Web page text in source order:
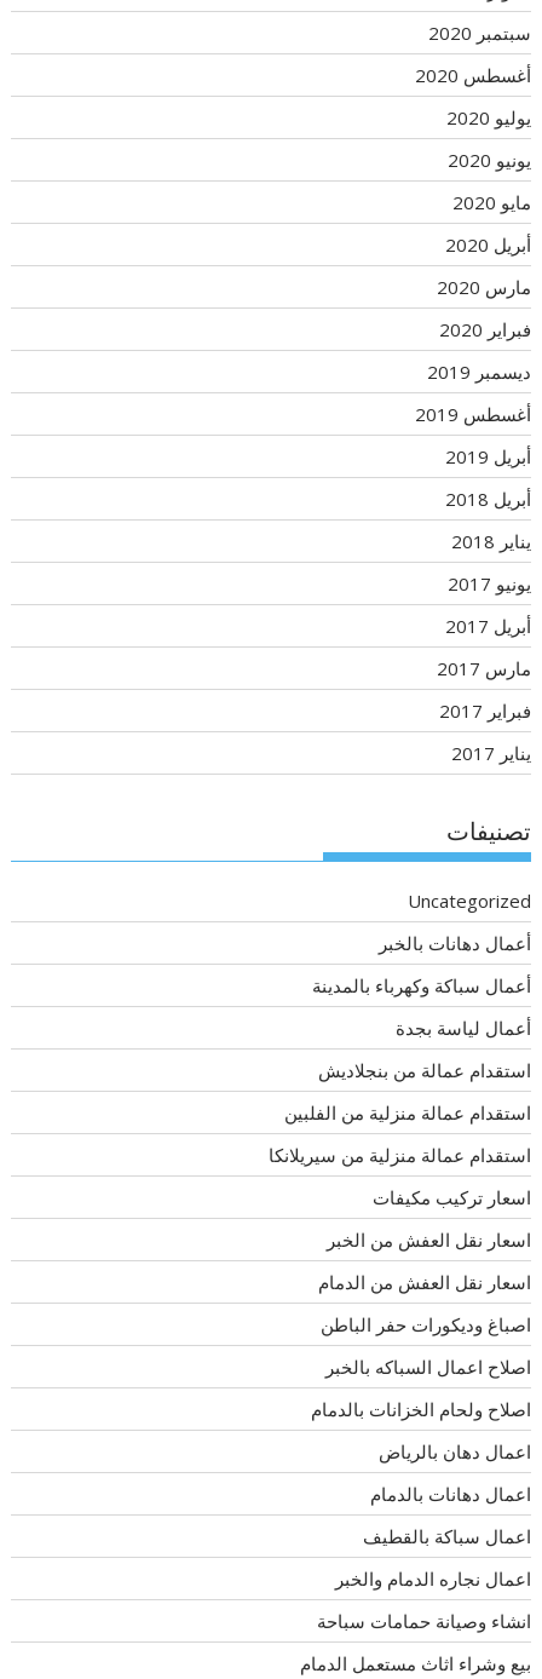
سبتمبر 2020
أغسطس 2020
يوليو 2020
يونيو 2020
مايو 2020
أبريل 2020
مارس 2020
فبراير 2020
ديسمبر 2019
أغسطس 2019
أبريل 2019
أبريل 2018
يناير 2018
يونيو 2017
أبريل 2017
مارس 2017
فبراير 2017
يناير 2017
تصنيفات
Uncategorized
أعمال دهانات بالخبر
أعمال سباكة وكهرباء بالمدينة
أعمال لياسة بجدة
استقدام عمالة من بنجلاديش
استقدام عمالة منزلية من الفلبين
استقدام عمالة منزلية من سيريلانكا
اسعار تركيب مكيفات
اسعار نقل العفش من الخبر
اسعار نقل العفش من الدمام
اصباغ وديكورات حفر الباطن
اصلاح اعمال السباكه بالخبر
اصلاح ولحام الخزانات بالدمام
اعمال دهان بالرياض
اعمال دهانات بالدمام
اعمال سباكة بالقطيف
اعمال نجاره الدمام والخبر
انشاء وصيانة حمامات سباحة
بيع وشراء اثاث مستعمل الدمام